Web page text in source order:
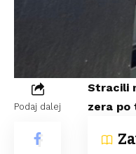
Podaj dalej
Stracili
zera po